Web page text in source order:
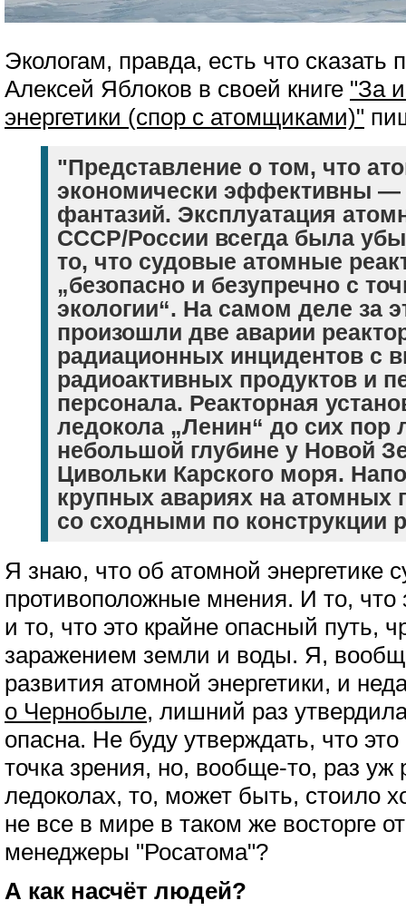
Экологам, правда, есть что сказать
Алексей Яблоков в своей книге "За
энергетики (спор с атомщиками)"
"Представление о том, что
экономически эффективны —
фантазий. Эксплуатация
СССР/России всегда была
то, что судовые атомные
„безопасно и безупречно с
экологии“. На самом деле за
произошли две аварии
радиационных инцидентов с
радиоактивных продуктов и
персонала. Реакторная
ледокола „Ленин“ до сих пор
небольшой глубине у Новой
Цивольки Карского моря.
крупных авариях на атомных
со сходными по конструкции
Я знаю, что об атомной энергетике
противоположные мнения. И то, что
и то, что это крайне опасный путь,
заражением земли и воды. Я,
развития атомной энергетики, и
о Чернобыле, лишний раз
опасна. Не буду утверждать, что
точка зрения, но, вообще-то, раз
ледоколах, то, может быть, стоило
не все в мире в таком же восторге
менеджеры "Росатома"?
А как насчёт людей?